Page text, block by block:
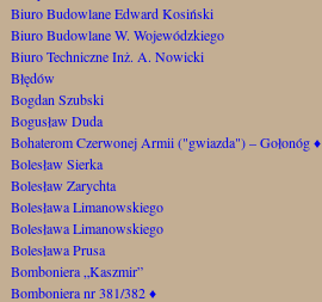
Biuro Budowlane Edward Kosiński
Biuro Budowlane W. Wojewódzkiego
Biuro Techniczne Inż. A. Nowicki
Błędów
Bogdan Szubski
Bogusław Duda
Bohaterom Czerwonej Armii ("gwiazda") – Gołonóg♦
Bolesław Sierka
Bolesław Zarychta
Bolesława Limanowskiego
Bolesława Limanowskiego
Bolesława Prusa
Bomboniera „Kaszmir”
Bomboniera nr 381/382♦